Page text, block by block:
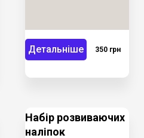
Детальніше 350 грн
Набір розвиваючих
наліпок